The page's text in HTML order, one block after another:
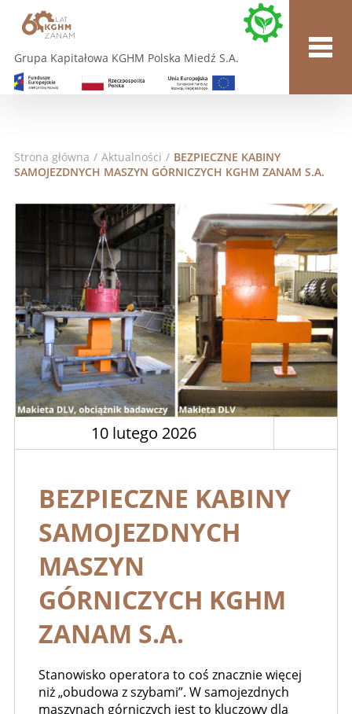
Grupa Kapitałowa KGHM Polska Miedź S.A.
Strona główna / Aktualności / BEZPIECZNE KABINY
SAMOJEZDNYCH MASZYN GÓRNICZYCH KGHM ZANAM S.A.
10 lutego 2026
BEZPIECZNE KABINY
SAMOJEZDNYCH
MASZYN
GÓRNICZYCH KGHM
ZANAM S.A.
Stanowisko operatora to coś znacznie więcej
niż „obudowa z szybami”. W samojezdnych
maszynach górniczych jest to kluczowy dla